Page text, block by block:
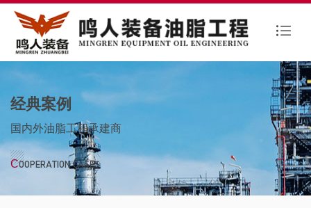
经典案例
国内外油脂工程承建商
COOPERATION CASES